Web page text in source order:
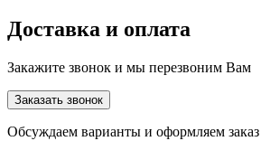
Доставка и оплата
Закажите звонок и мы перезвоним Вам
Заказать звонок
Обсуждаем варианты и оформляем заказ